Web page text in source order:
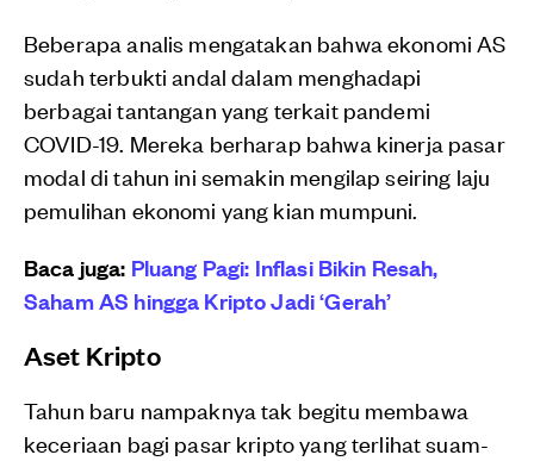
Beberapa analis mengatakan bahwa ekonomi AS
sudah terbukti andal dalam menghadapi
berbagai tantangan yang terkait pandemi
COVID-19. Mereka berharap bahwa kinerja pasar
modal di tahun ini semakin mengilap seiring laju
pemulihan ekonomi yang kian mumpuni.
Baca juga: Pluang Pagi: Inflasi Bikin Resah,
Saham AS hingga Kripto Jadi ‘Gerah’
Aset Kripto
Tahun baru nampaknya tak begitu membawa
keceriaan bagi pasar kripto yang terlihat suam-